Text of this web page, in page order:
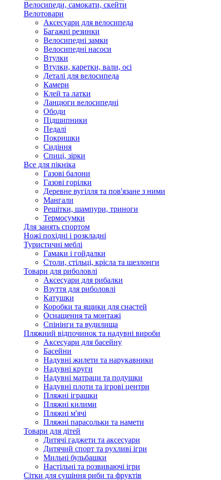
Велосипеди, самокати, скейти
Велотовари
Аксесуари для велосипеда
Багажні резинки
Велосипедні замки
Велосипедні насоси
Втулки
Втулки, каретки, вали, осі
Деталі для велосипеда
Камери
Клей та латки
Ланцюги велосипедні
Ободи
Підшипники
Педалі
Покришки
Сидіння
Спиці, зірки
Все для пікніка
Газові балони
Газові горілки
Деревне вугілля та пов'язане з ними
Мангали
Решітки, шампури, триноги
Термосумки
Для занять спортом
Ножі похідні і розкладні
Туристичні меблі
Гамаки і гойдалки
Столи, стільці, крісла та шезлонги
Товари для риболовлі
Аксесуари для рибалки
Взуття для риболовлі
Катушки
Коробки та ящики для снастей
Оснащення та монтажі
Спінінги та вудилища
Пляжний відпочинок та надувні вироби
Аксесуари для басейну
Басейни
Надувні жилети та нарукавники
Надувні круги
Надувні матраци та подушки
Надувні плоти та ігрові центри
Пляжні іграшки
Пляжні килими
Пляжні м'ячі
Пляжні парасольки та намети
Товари для дітей
Дитячі гаджети та аксесуари
Дитячий спорт та рухливі ігри
Мильні бульбашки
Настільні та розвиваючі ігри
Сітки для сушіння риби та фруктів